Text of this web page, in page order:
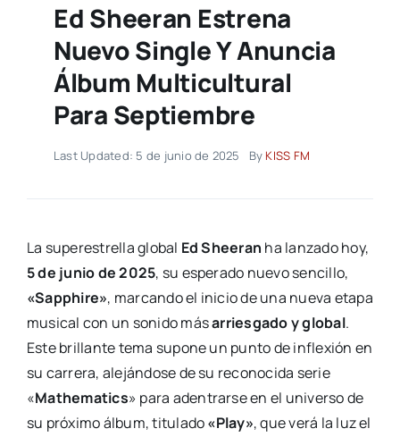
Ed Sheeran Estrena
Nuevo Single Y Anuncia
Álbum Multicultural
Para Septiembre
Last Updated: 5 de junio de 2025 By KISS FM
La superestrella global Ed Sheeran ha lanzado hoy,
5 de junio de 2025, su esperado nuevo sencillo,
«Sapphire», marcando el inicio de una nueva etapa
musical con un sonido másarriesgado y global.
Este brillante tema supone un punto de inflexión en
su carrera, alejándose de su reconocida serie
«Mathematics» para adentrarse en el universo de
su próximo álbum, titulado«Play», que verá la luz el